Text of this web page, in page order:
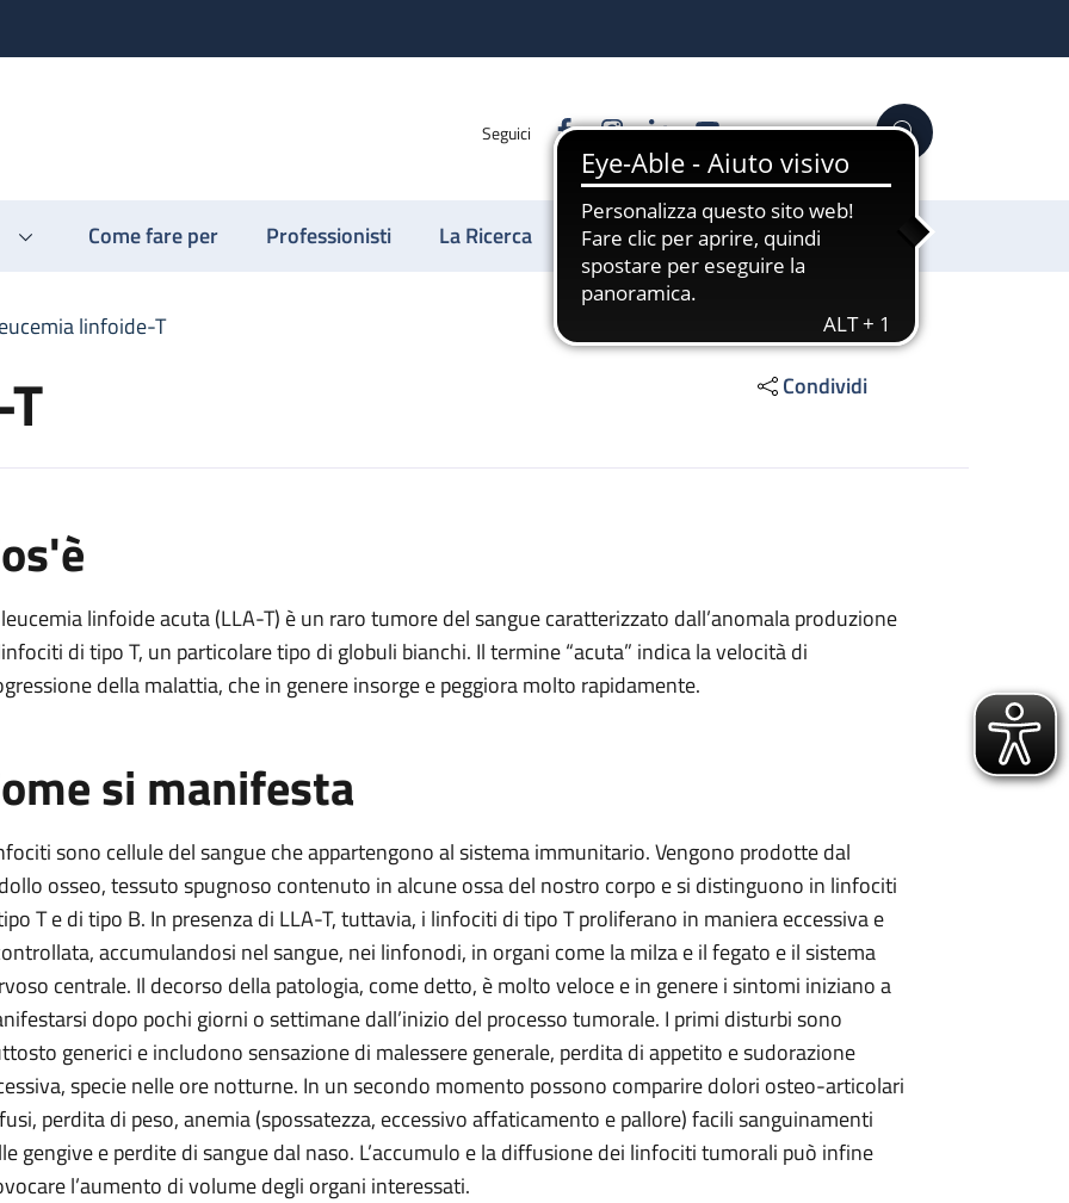
Seguici FacebookInstagram
LinkedinYouTube Cerca
Come fare per Professionisti La Ricerca Sostienici
linfoide-T
Condividi
T
linfoide acuta (LLA-T) è un raro tumore del sangue caratterizzato dall’anomala produzione
di tipo T, un particolare tipo di globuli bianchi. Il termine “acuta” indica la velocità di
della malattia, che in genere insorge e peggiora molto rapidamente.
si manifesta
sono cellule del sangue che appartengono al sistema immunitario. Vengono prodotte dal
osseo, tessuto spugnoso contenuto in alcune ossa del nostro corpo e si distinguono in linfociti
T e di tipo B. In presenza di LLA-T, tuttavia, i linfociti di tipo T proliferano in maniera eccessiva e
accumulandosi nel sangue, nei linfonodi, in organi come la milza e il fegato e il sistema
centrale. Il decorso della patologia, come detto, è molto veloce e in genere i sintomi iniziano a
dopo pochi giorni o settimane dall’inizio del processo tumorale. I primi disturbi sono
generici e includono sensazione di malessere generale, perdita di appetito e sudorazione
specie nelle ore notturne. In un secondo momento possono comparire dolori osteo-articolari
perdita di peso, anemia (spossatezza, eccessivo affaticamento e pallore) facili sanguinamenti
gengive e perdite di sangue dal naso. L’accumulo e la diffusione dei linfociti tumorali può infine
l’aumento di volume degli organi interessati.